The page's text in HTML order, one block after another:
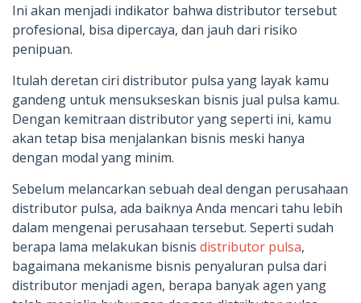
Ini akan menjadi indikator bahwa distributor tersebut
profesional, bisa dipercaya, dan jauh dari risiko
penipuan.
Itulah deretan ciri distributor pulsa yang layak kamu
gandeng untuk mensukseskan bisnis jual pulsa kamu.
Dengan kemitraan distributor yang seperti ini, kamu
akan tetap bisa menjalankan bisnis meski hanya
dengan modal yang minim.
Sebelum melancarkan sebuah deal dengan perusahaan
distributor pulsa, ada baiknya Anda mencari tahu lebih
dalam mengenai perusahaan tersebut. Seperti sudah
berapa lama melakukan bisnis distributor pulsa,
bagaimana mekanisme bisnis penyaluran pulsa dari
distributor menjadi agen, berapa banyak agen yang